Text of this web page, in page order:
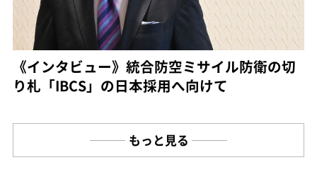
《インタビュー》統合防空ミサイル防衛の切
り札「IBCS」の日本採用へ向けて
もっと見る